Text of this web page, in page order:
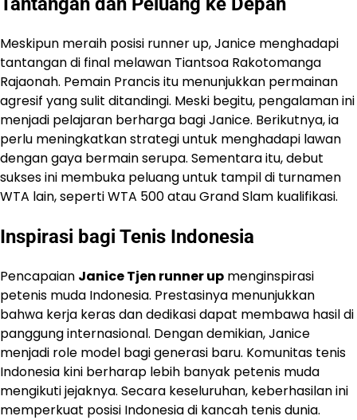
Meskipun meraih posisi runner up, Janice menghadapi
tantangan di final melawan Tiantsoa Rakotomanga
Rajaonah. Pemain Prancis itu menunjukkan permainan
agresif yang sulit ditandingi. Meski begitu, pengalaman ini
menjadi pelajaran berharga bagi Janice. Berikutnya, ia
perlu meningkatkan strategi untuk menghadapi lawan
dengan gaya bermain serupa. Sementara itu, debut
sukses ini membuka peluang untuk tampil di turnamen
WTA lain, seperti WTA 500 atau Grand Slam kualifikasi.
Inspirasi bagi Tenis Indonesia
Pencapaian Janice Tjen runner up menginspirasi
petenis muda Indonesia. Prestasinya menunjukkan
bahwa kerja keras dan dedikasi dapat membawa hasil di
panggung internasional. Dengan demikian, Janice
menjadi role model bagi generasi baru. Komunitas tenis
Indonesia kini berharap lebih banyak petenis muda
mengikuti jejaknya. Secara keseluruhan, keberhasilan ini
memperkuat posisi Indonesia di kancah tenis dunia.